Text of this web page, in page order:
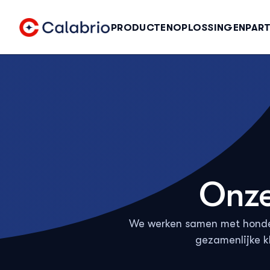
PRODUCTENOPLOSSINGEN
We werken samen met
gezamenlijke